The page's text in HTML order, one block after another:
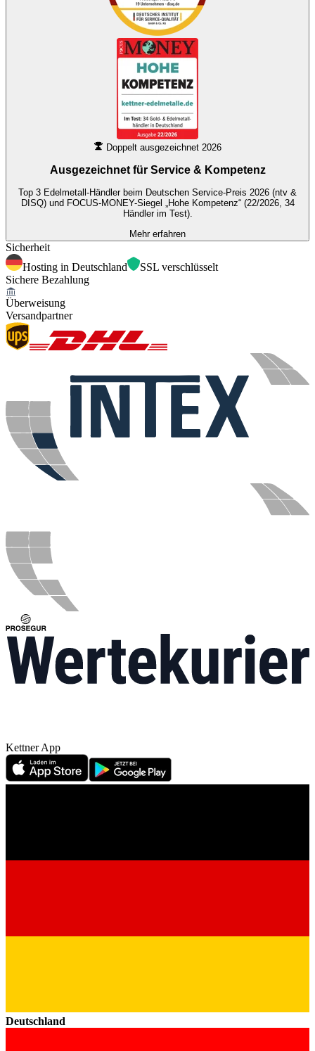
Doppelt ausgezeichnet 2026
Ausgezeichnet für Service & Kompetenz
Top 3 Edelmetall-Händler beim Deutschen Service-Preis 2026 (ntv &
DISQ) und FOCUS-MONEY-Siegel „Hohe Kompetenz“ (22/2026, 34
Händler im Test).
Mehr erfahren
Sicherheit
Hosting in Deutschland
SSL verschlüsselt
Sichere Bezahlung
Überweisung
Versandpartner
Kettner App
Deutschland